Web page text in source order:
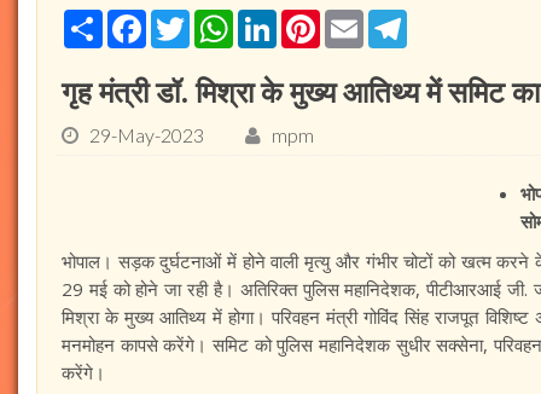
ShareFacebook
TwitterWhatsApp
LinkedInPinterest
Email
गृह मंत्री डॉ. मिश्रा के मुख्य आतिथ्य में समिट का
29-May-2023 mpm
भोपाल। सड़क दुर्घटनाओं में होने वाली मृत्यु और गंभीर चोटों को खत्म करने
29 मई को होने जा रही है। अतिरिक्त पुलिस महानिदेशक, पीटीआरआई जी.
मिश्रा के मुख्य आतिथ्य में होगा। परिवहन मंत्री गोविंद सिंह राजपूत
मनमोहन कापसे करेंगे। समिट को पुलिस महानिदेशक सुधीर सक्सेना,
करेंगे।